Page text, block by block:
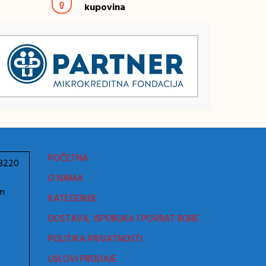
kupovina
POČETNA
O NAMA
KATEGORIJE
DOSTAVA, ISPORUKA I POVRAT ROBE
POLITIKA PRIVATNOSTI
USLOVI PRODAJE